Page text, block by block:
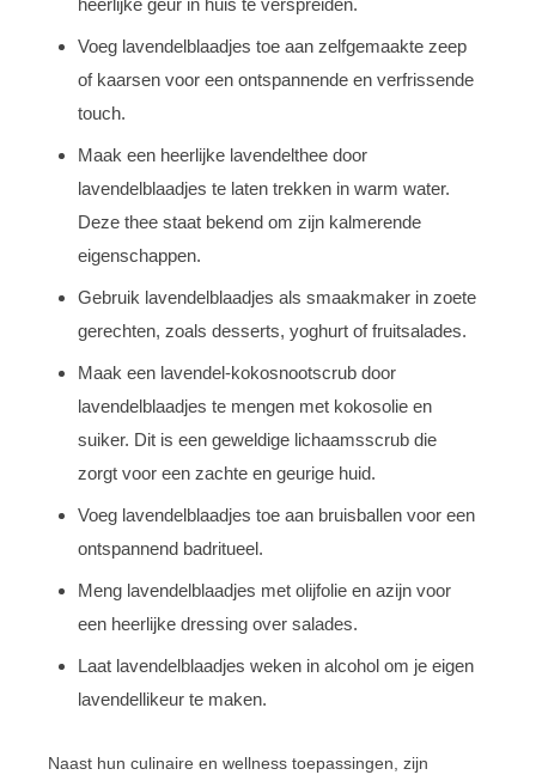
heerlijke geur in huis te verspreiden.
Voeg lavendelblaadjes toe aan zelfgemaakte zeep
of kaarsen voor een ontspannende en verfrissende
touch.
Maak een heerlijke lavendelthee door
lavendelblaadjes te laten trekken in warm water.
Deze thee staat bekend om zijn kalmerende
eigenschappen.
Gebruik lavendelblaadjes als smaakmaker in zoete
gerechten, zoals desserts, yoghurt of fruitsalades.
Maak een lavendel-kokosnootscrub door
lavendelblaadjes te mengen met kokosolie en
suiker. Dit is een geweldige lichaamsscrub die
zorgt voor een zachte en geurige huid.
Voeg lavendelblaadjes toe aan bruisballen voor een
ontspannend badritueel.
Meng lavendelblaadjes met olijfolie en azijn voor
een heerlijke dressing over salades.
Laat lavendelblaadjes weken in alcohol om je eigen
lavendellikeur te maken.
Naast hun culinaire en wellness toepassingen, zijn